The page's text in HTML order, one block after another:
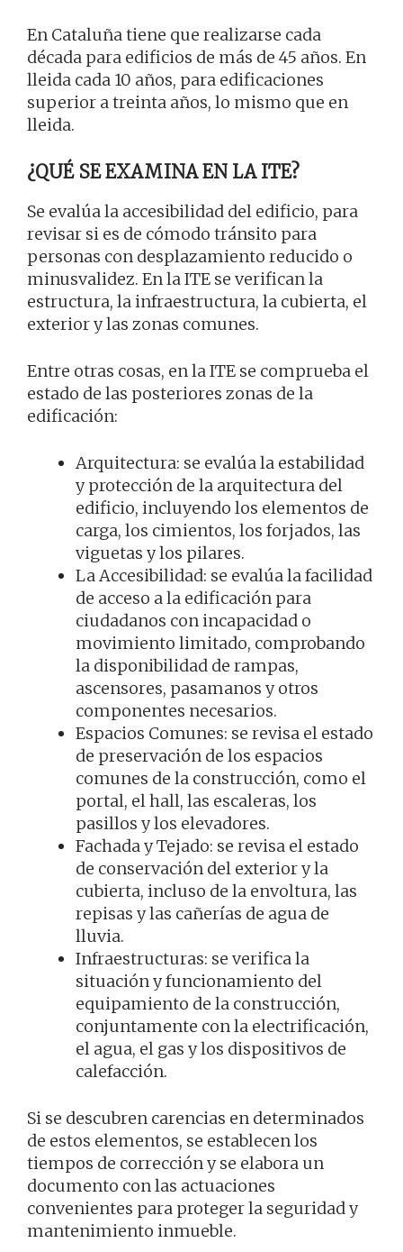
En Cataluña tiene que realizarse cada
década para edificios de más de 45 años. En
lleida cada 10 años, para edificaciones
superior a treinta años, lo mismo que en
lleida.
¿QUÉ SE EXAMINA EN LA ITE?
Se evalúa la accesibilidad del edificio, para
revisar si es de cómodo tránsito para
personas con desplazamiento reducido o
minusvalidez. En la ITE se verifican la
estructura, la infraestructura, la cubierta, el
exterior y las zonas comunes.
Entre otras cosas, en la ITE se comprueba el
estado de las posteriores zonas de la
edificación:
Arquitectura: se evalúa la estabilidad
y protección de la arquitectura del
edificio, incluyendo los elementos de
carga, los cimientos, los forjados, las
viguetas y los pilares.
La Accesibilidad: se evalúa la facilidad
de acceso a la edificación para
ciudadanos con incapacidad o
movimiento limitado, comprobando
la disponibilidad de rampas,
ascensores, pasamanos y otros
componentes necesarios.
Espacios Comunes: se revisa el estado
de preservación de los espacios
comunes de la construcción, como el
portal, el hall, las escaleras, los
pasillos y los elevadores.
Fachada y Tejado: se revisa el estado
de conservación del exterior y la
cubierta, incluso de la envoltura, las
repisas y las cañerías de agua de
lluvia.
Infraestructuras: se verifica la
situación y funcionamiento del
equipamiento de la construcción,
conjuntamente con la electrificación,
el agua, el gas y los dispositivos de
calefacción.
Si se descubren carencias en determinados
de estos elementos, se establecen los
tiempos de corrección y se elabora un
documento con las actuaciones
convenientes para proteger la seguridad y
mantenimiento inmueble.